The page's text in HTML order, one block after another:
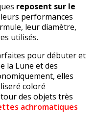
reposent sur le
performances
leur diamètre,
utilisés.
pour débuter et
la Lune et des
elles
coloré
des objets très
achromatiques